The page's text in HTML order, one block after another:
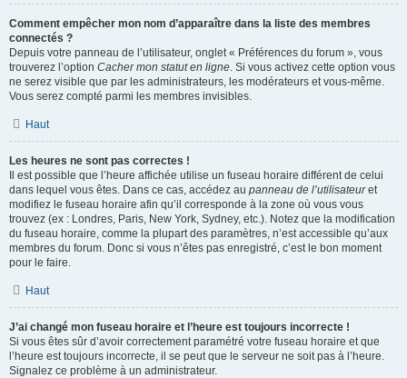
Comment empêcher mon nom d’apparaître dans la liste des membres
connectés ?
Depuis votre panneau de l’utilisateur, onglet « Préférences du forum », vous
trouverez l’option Cacher mon statut en ligne. Si vous activez cette option vous
ne serez visible que par les administrateurs, les modérateurs et vous-même.
Vous serez compté parmi les membres invisibles.
Haut
Les heures ne sont pas correctes !
Il est possible que l’heure affichée utilise un fuseau horaire différent de celui
dans lequel vous êtes. Dans ce cas, accédez au panneau de l’utilisateuret
modifiez le fuseau horaire afin qu’il corresponde à la zone où vous vous
trouvez (ex : Londres, Paris, New York, Sydney, etc.). Notez que la modification
du fuseau horaire, comme la plupart des paramètres, n’est accessible qu’aux
membres du forum. Donc si vous n’êtes pas enregistré, c’est le bon moment
pour le faire.
Haut
J’ai changé mon fuseau horaire et l’heure est toujours incorrecte !
Si vous êtes sûr d’avoir correctement paramétré votre fuseau horaire et que
l’heure est toujours incorrecte, il se peut que le serveur ne soit pas à l’heure.
Signalez ce problème à un administrateur.